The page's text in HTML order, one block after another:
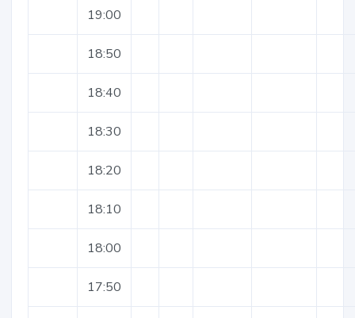
19:00
18:50
18:40
18:30
18:20
18:10
18:00
17:50